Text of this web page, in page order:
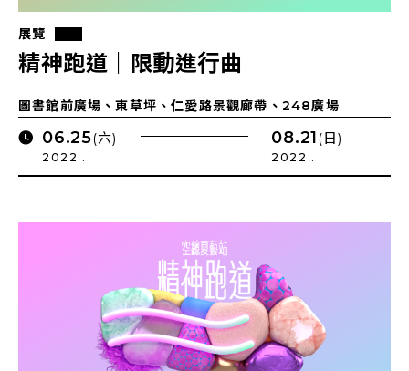
展覽
精神跑道｜限動進行曲
圖書館前廣場、東草坪、仁愛路景觀廊帶、248廣場
06.25(六)
2022 .
08.21(日)
2022 .